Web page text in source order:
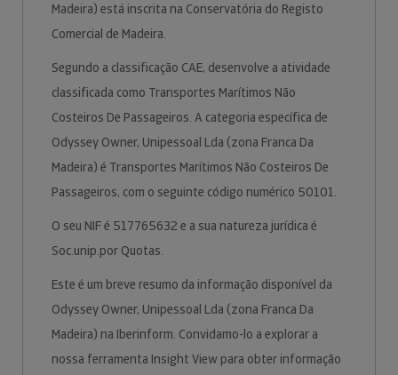
Madeira) está inscrita na Conservatória do Registo
Comercial de Madeira.
Segundo a classificação CAE, desenvolve a atividade
classificada como Transportes Marítimos Não
Costeiros De Passageiros. A categoria específica de
Odyssey Owner, Unipessoal Lda (zona Franca Da
Madeira) é Transportes Marítimos Não Costeiros De
Passageiros, com o seguinte código numérico 50101.
O seu NIF é 517765632 e a sua natureza jurídica é
Soc.unip.por Quotas.
Este é um breve resumo da informação disponível da
Odyssey Owner, Unipessoal Lda (zona Franca Da
Madeira) na Iberinform. Convidamo-lo a explorar a
nossa ferramenta Insight View para obter informação